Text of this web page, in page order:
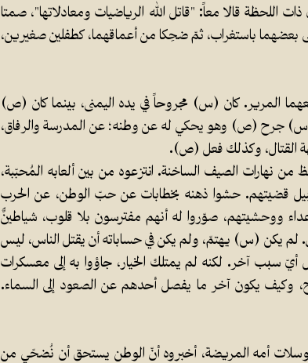
اللحظة قالا معاً: "قاتل الله الرياضيات ومعادلاتها"، صمتا
بعضهما باستغراب، ثمّ ضحِكا من أعماقهما، كطفلين صغيرين،
المرير. كان (س) مجروحاً في يده اليمنى، بينما كان (ص)
جرح (ص) وهو يحكي له عن وطنه؛ عن المدرسة والرفاق،
القتال، وكذلك فعل (ص).
نهارات الصيف الساخنة. انتزعوه من بين ألعابه المُحبّبة،
قضيتهم. حشوا ذهنه بخطابات عن حبّ الوطن، عن الحرب
ووحشيتهم، صوّروا له أنهم مفترسون بلا قلوب، شياطينٌ
يكن (س) يهتمّ، ولم يكن في حساباته أن يقتل الناس، ليس
سبب آخر. لكنه لم يمتلك الخيار، جاؤوا به إلى معسكرات
وكيف يكون آخر ما يفصل أحدهم عن الصعود إلى السماء.
أمه المريضة، أخبروه أنّ الوطن يستحق أن نُضحّي من